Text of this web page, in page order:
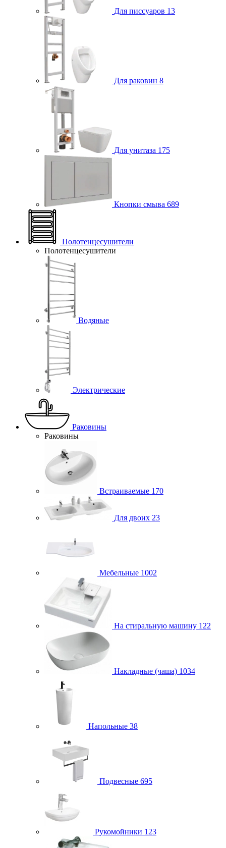
Для писсуаров 13
Для раковин 8
Для унитаза 175
Кнопки смыва 689
Полотенцесушители
Полотенцесушители
Водяные
Электрические
Раковины
Раковины
Встраиваемые 170
Для двоих 23
Мебельные 1002
На стиральную машину 122
Накладные (чаша) 1034
Напольные 38
Подвесные 695
Рукомойники 123